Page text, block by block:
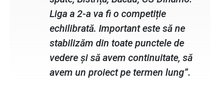
Liga a 2-a va fi o competiție
echilibrată. Important este să ne
stabilizăm din toate punctele de
vedere și să avem continuitate, să
avem un proiect pe termen lung”.